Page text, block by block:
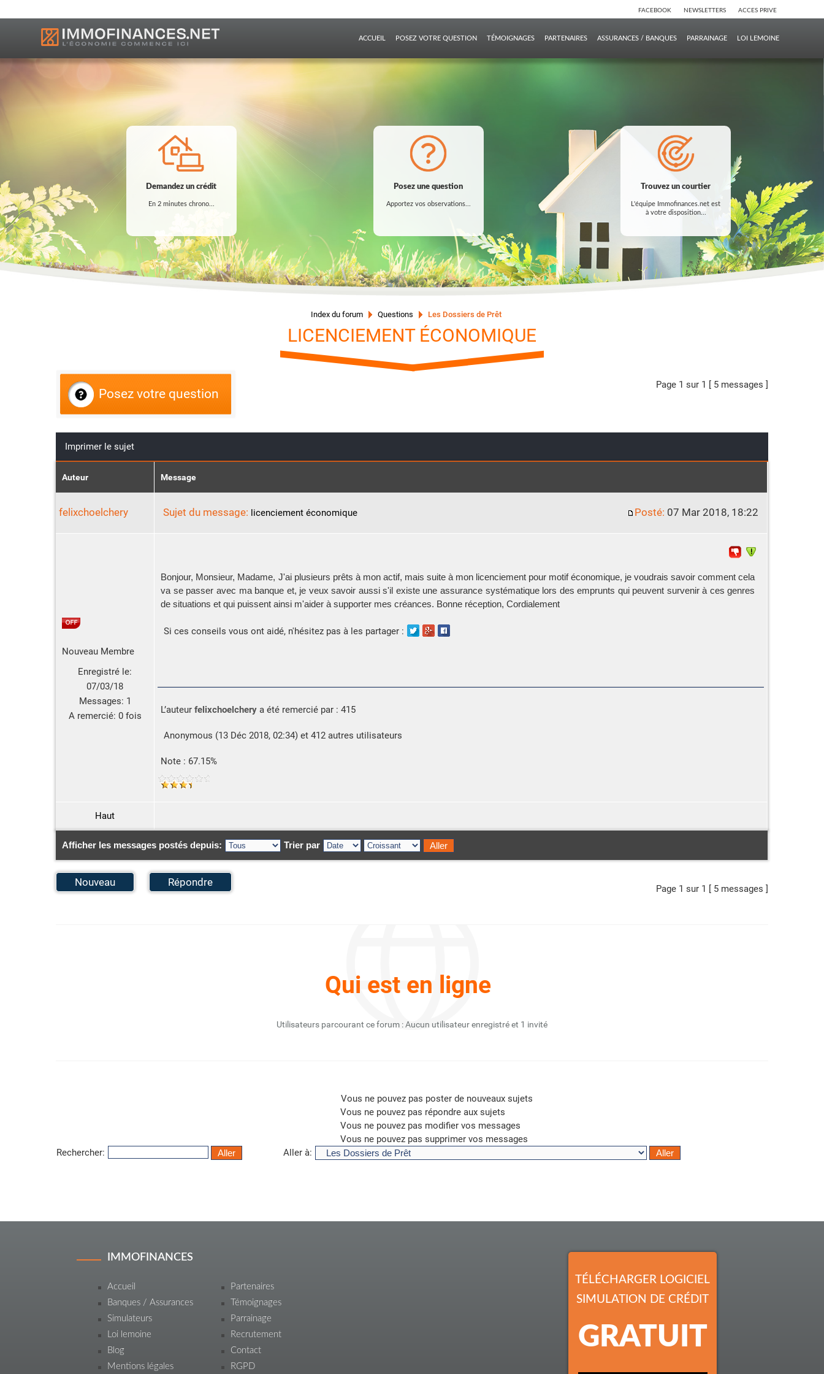
FACEBOOK NEWSLETTERS ACCES PRIVE
ACCUEIL POSEZ VOTRE QUESTION TÉMOIGNAGES PARTENAIRES ASSURANCES / BANQUES PARRAINAGE LOI LEMOINE
Demandez un crédit
En 2 minutes chrono...
Demandez un crédit
En 2 minutes chrono...
Posez une question
Apportez vos observations...
Posez une question
Apportez vos observations...
Trouvez un courtier
L'équipe Immofinances.net est
à votre disposition...
Trouvez un courtier
L'équipe Immofinances.net est
à votre disposition...
Index du forum Questions Les Dossiers de Prêt
LICENCIEMENT ÉCONOMIQUE
Posez votre question
Page 1 sur 1 [ 5 messages ]
Imprimer le sujet
Auteur Message
felixchoelchery Sujet du message: licenciement économique Posté: 07 Mar 2018, 18:22
Nouveau Membre
Enregistré le:
07/03/18
Messages: 1
A remercié: 0 fois
Bonjour, Monsieur, Madame, J'ai plusieurs prêts à mon actif, mais suite à mon licenciement pour motif économique, je voudrais savoir comment cela
va se passer avec ma banque et, je veux savoir aussi s'il existe une assurance systématique lors des emprunts qui peuvent survenir à ces genres
de situations et qui puissent ainsi m'aider à supporter mes créances. Bonne réception, Cordialement
Si ces conseils vous ont aidé, n'hésitez pas à les partager :
L’auteurfelixchoelchery a été remercié par : 415
Anonymous (13 Déc 2018, 02:34) et 412 autres utilisateurs
Note : 67.15%
Haut
Afficher les messages postés depuis: Trier par
Nouveau Répondre
Page 1 sur 1 [ 5 messages ]
Qui est en ligne
Utilisateurs parcourant ce forum : Aucun utilisateur enregistré et 1 invité
Vous ne pouvez pas poster de nouveaux sujets
Vous ne pouvez pas répondre aux sujets
Vous ne pouvez pas modifier vos messages
Vous ne pouvez pas supprimer vos messages
Rechercher:
Aller à:
IMMOFINANCES
Accueil
Partenaires
Banques / Assurances
Témoignages
Simulateurs
Parrainage
Loi lemoine
Recrutement
Blog
Contact
Mentions légales
RGPD
TÉLÉCHARGER LOGICIEL
SIMULATION DE CRÉDIT
GRATUIT